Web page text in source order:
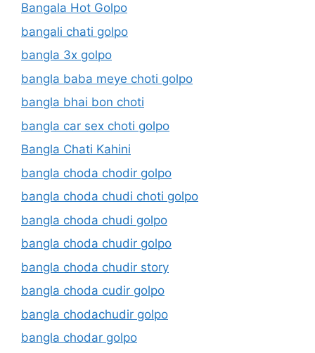
Bangala Hot Golpo
bangali chati golpo
bangla 3x golpo
bangla baba meye choti golpo
bangla bhai bon choti
bangla car sex choti golpo
Bangla Chati Kahini
bangla choda chodir golpo
bangla choda chudi choti golpo
bangla choda chudi golpo
bangla choda chudir golpo
bangla choda chudir story
bangla choda cudir golpo
bangla chodachudir golpo
bangla chodar golpo